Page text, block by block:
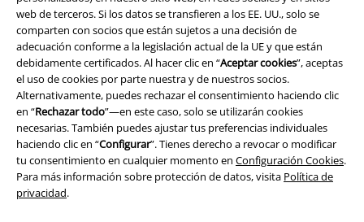
web de terceros. Si los datos se transfieren a los EE. UU., solo se
comparten con socios que están sujetos a una decisión de
adecuación conforme a la legislación actual de la UE y que están
debidamente certificados. Al hacer clic en “Aceptar cookies”, aceptas
el uso de cookies por parte nuestra y de nuestros socios.
Alternativamente, puedes rechazar el consentimiento haciendo clic
en “Rechazar todo”—en este caso, solo se utilizarán cookies
necesarias. También puedes ajustar tus preferencias individuales
haciendo clic en “Configurar”. Tienes derecho a revocar o modificar
tu consentimiento en cualquier momento en Configuración Cookies.
Para más información sobre protección de datos, visita Política de
privacidad.
Seguridad